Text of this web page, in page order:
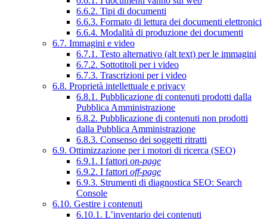
6.6.2. Tipi di documenti
6.6.3. Formato di lettura dei documenti elettronici
6.6.4. Modalità di produzione dei documenti
6.7. Immagini e video
6.7.1. Testo alternativo (alt text) per le immagini
6.7.2. Sottotitoli per i video
6.7.3. Trascrizioni per i video
6.8. Proprietà intellettuale e privacy
6.8.1. Pubblicazione di contenuti prodotti dalla
Pubblica Amministrazione
6.8.2. Pubblicazione di contenuti non prodotti
dalla Pubblica Amministrazione
6.8.3. Consenso dei soggetti ritratti
6.9. Ottimizzazione per i motori di ricerca (SEO)
6.9.1. I fattori on-page
6.9.2. I fattori off-page
6.9.3. Strumenti di diagnostica SEO: Search
Console
6.10. Gestire i contenuti
6.10.1. L’inventario dei contenuti